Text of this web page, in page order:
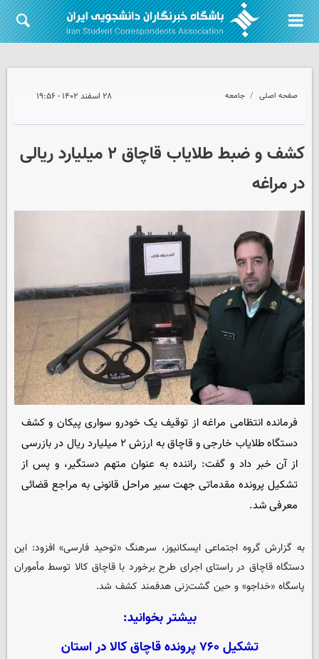
صفحه اصلی جامعه ۲۸ اسفند ۱۴۰۲ - ۱۹:۵۶
کشف و ضبط طلایاب قاچاق ۲ میلیارد ریالی
در مراغه
فرمانده انتظامی مراغه از توقیف یک خودرو سواری پیکان و کشف
دستگاه طلایاب خارجی و قاچاق به ارزش ۲ میلیارد ریال در بازرسی
از آن خبر داد و گفت: راننده به عنوان متهم دستگیر، و پس از
تشکیل پرونده مقدماتی جهت سیر مراحل قانونی به مراجع قضائی
معرفی شد.
به گزارش گروه اجتماعیایسکانیوز، سرهنگ «توحید فارسی» افزود: این
دستگاه قاچاق در راستای اجرای طرح برخورد با قاچاق کالا توسط مأموران
پاسگاه «خداجو» و حین گشت‌زنی هدفمند کشف شد.
بیشتر بخوانید:
تشکیل ۷۶۰ پرونده قاچاق کالا در استان